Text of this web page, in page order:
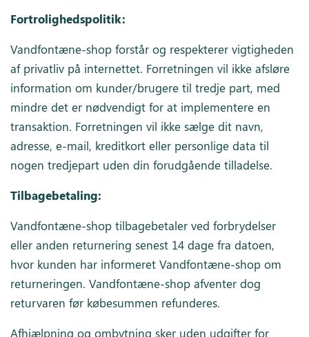
Fortrolighedspolitik:
Vandfontæne-shop forstår og respekterer vigtigheden
af privatliv på internettet. Forretningen vil ikke afsløre
information om kunder/brugere til tredje part, med
mindre det er nødvendigt for at implementere en
transaktion. Forretningen vil ikke sælge dit navn,
adresse, e-mail, kreditkort eller personlige data til
nogen tredjepart uden din forudgående tilladelse.
Tilbagebetaling:
Vandfontæne-shop tilbagebetaler ved forbrydelser
eller anden returnering senest 14 dage fra datoen,
hvor kunden har informeret Vandfontæne-shop om
returneringen. Vandfontæne-shop afventer dog
returvaren før købesummen refunderes.
Afhjælpning og ombytning sker uden udgifter for